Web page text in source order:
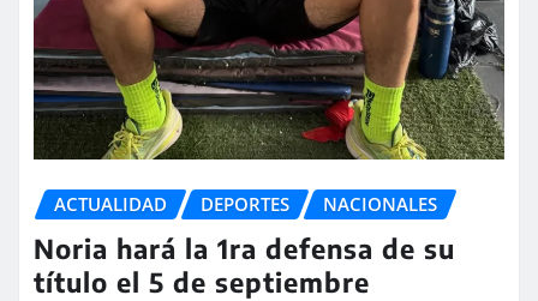
ACTUALIDAD DEPORTES NACIONALES
Noria hará la 1ra defensa de su
título el 5 de septiembre